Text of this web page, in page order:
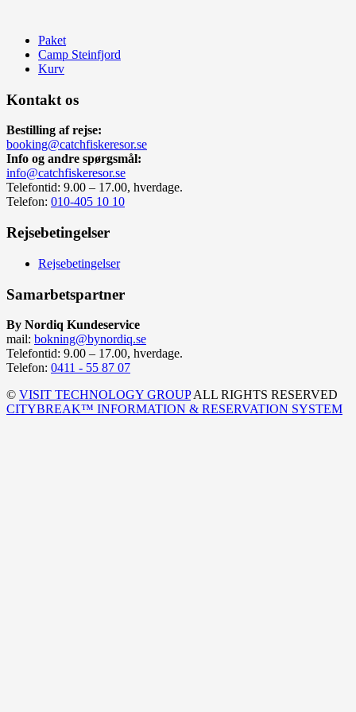
Paket
Camp Steinfjord
Kurv
Kontakt os
Bestilling af rejse:
booking@catchfiskeresor.se
Info og andre spørgsmål:
info@catchfiskeresor.se
Telefontid: 9.00 – 17.00, hverdage.
Telefon: 010-405 10 10
Rejsebetingelser
Rejsebetingelser
Samarbetspartner
By Nordiq Kundeservice
mail: bokning@bynordiq.se
Telefontid: 9.00 – 17.00, hverdage.
Telefon: 0411 - 55 87 07
© VISIT TECHNOLOGY GROUPALL RIGHTS RESERVED
CITYBREAK™ INFORMATION & RESERVATION SYSTEM